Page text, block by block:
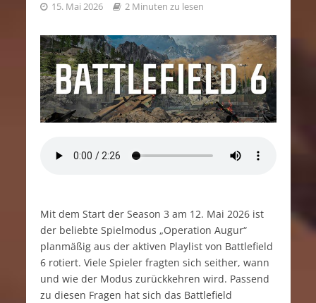
15. Mai 2026 2 Minuten zu lesen
Mit dem Start der Season 3 am 12. Mai 2026 ist
der beliebte Spielmodus „Operation Augur“
planmäßig aus der aktiven Playlist von Battlefield
6 rotiert. Viele Spieler fragten sich seither, wann
und wie der Modus zurückkehren wird. Passend
zu diesen Fragen hat sich das Battlefield